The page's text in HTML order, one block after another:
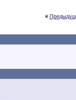
«